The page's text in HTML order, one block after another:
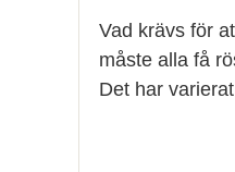
Vad krävs för
måste alla få
Det har